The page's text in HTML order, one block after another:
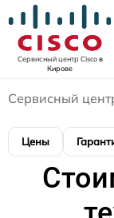
Сервисный центр Ciscoв
Кирове
Сервисный
Цены